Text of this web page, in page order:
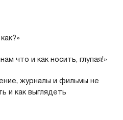
что и как носить, глупая!»
журналы и фильмы не
и как выглядеть